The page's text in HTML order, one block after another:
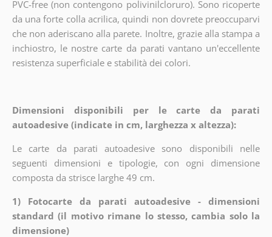
PVC-free (non contengono polivinilcloruro). Sono ricoperte
da una forte colla acrilica, quindi non dovrete preoccuparvi
che non aderiscano alla parete. Inoltre, grazie alla stampa a
inchiostro, le nostre carte da parati vantano un'eccellente
resistenza superficiale e stabilità dei colori.
Dimensioni disponibili per le carte da parati
autoadesive (indicate in cm, larghezza x altezza):
Le carte da parati autoadesive sono disponibili nelle
seguenti dimensioni e tipologie, con ogni dimensione
composta da strisce larghe 49 cm.
1) Fotocarte da parati autoadesive - dimensioni
standard (il motivo rimane lo stesso, cambia solo la
dimensione)